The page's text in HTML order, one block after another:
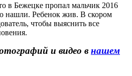
в Бежецке пропал мальчик 2016
нашли. Ребенок жив. В скором
чтобы выяснить все
и видео в нашем